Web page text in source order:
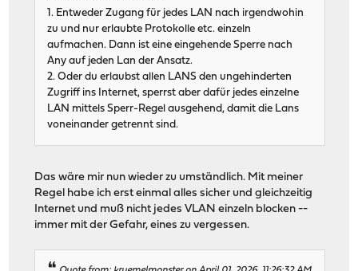
1. Entweder Zugang für jedes LAN nach irgendwohin
zu und nur erlaubte Protokolle etc. einzeln
aufmachen. Dann ist eine eingehende Sperre nach
Any auf jeden Lan der Ansatz.
2. Oder du erlaubst allen LANS den ungehinderten
Zugriff ins Internet, sperrst aber dafür jedes einzelne
LAN mittels Sperr-Regel ausgehend, damit die Lans
voneinander getrennt sind.
Das wäre mir nun wieder zu umständlich. Mit meiner
Regel habe ich erst einmal alles sicher und gleichzeitig
Internet und muß nicht jedes VLAN einzeln blocken --
immer mit der Gefahr, eines zu vergessen.